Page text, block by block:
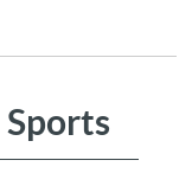
Sports